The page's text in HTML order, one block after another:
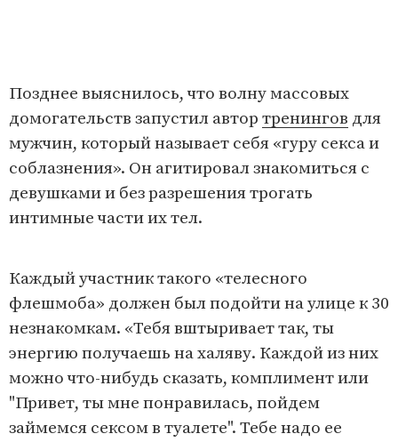
Позднее выяснилось, что волну массовых
домогательств запустил автор тренингов для
мужчин, который называет себя «гуру секса и
соблазнения». Он агитировал знакомиться с
девушками и без разрешения трогать
интимные части их тел.
t
e
e
d
3
4
1
Каждый участник такого «телесного
флешмоба» должен был подойти на улице к 30
незнакомкам. «Тебя вштыривает так, ты
энергию получаешь на халяву. Каждой из них
можно что-нибудь сказать, комплимент или
"Привет, ты мне понравилась, пойдем
займемся сексом в туалете". Тебе надо ее